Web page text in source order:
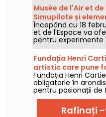
listă de vedete din
Scenografia,
vă oferă o vizită
interactivă ca
Musée de l'Air et
Simupilote și
zborului
Începând cu 18
et de l'Espace va
pentru experimente
numește
intre în pielea unui
Fundația Henri
artistic care pune
reflectoarelor la
Fundația Henri
obligatorie în
pentru pasionații de
expoziții, aflați ce
instituție culturală.
Rafinați